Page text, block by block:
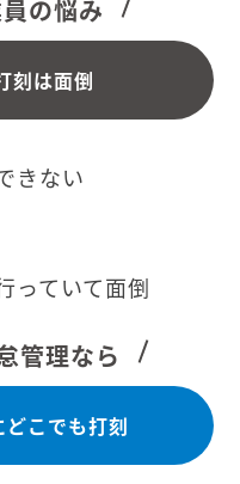
の悩み
刻は面倒
きない
っていて面倒
管理なら
こでも打刻